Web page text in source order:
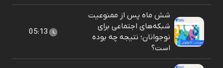
شش ماه پس از ممنوعیت
شبکه‌های اجتماعی برای
نوجوانان؛ نتیجه چه بوده
است؟
05:13